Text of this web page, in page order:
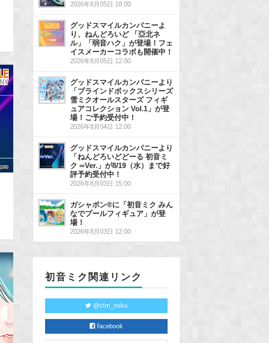
2026年8月05日 18:00
グッドスマイルカンパニーよ
り、ねんどろいど 「亞北ネ
ル」「弱音ハク」が登場！フェ
イスメーカーコラボも開催中！
2026年8月05日 12:00
グッドスマイルカンパニーより
「ブラインドボックスシリーズ
雪ミクオールスターズ フィギ
ュアコレクション Vol.1」が登
場！ご予約受付中！
2026年8月04日 12:00
グッドスマイルカンパニーより
「ねんどろいどどーる 初音ミ
ク ∞Ver.」が8/19（水）まで好
評予約受付中！
2026年8月03日 15:00
ガシャポン®に「初音ミク みん
なでプールフィギュア」が登
場！
2026年8月03日 12:00
初音ミク関連リンク
@cfm_miku
facebook